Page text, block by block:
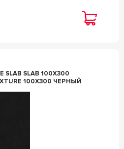
SLAB 100X300
100X300 ЧЕРНЫЙ